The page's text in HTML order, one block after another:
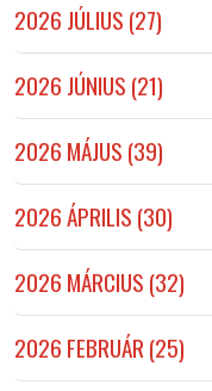
2026 JÚLIUS (27)
2026 JÚNIUS (21)
2026 MÁJUS (39)
2026 ÁPRILIS (30)
2026 MÁRCIUS (32)
2026 FEBRUÁR (25)